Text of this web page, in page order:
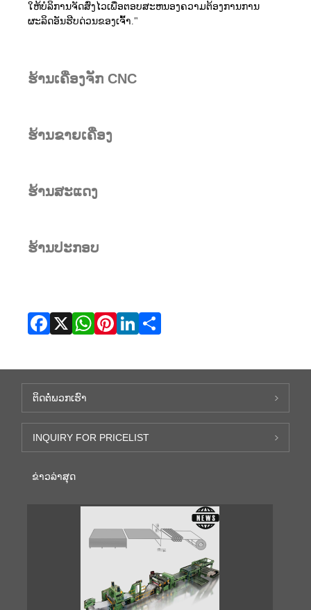
ໃຫ້ບໍລິການຈັດສົ່ງໄວເພື່ອຕອບສະຫນອງຄວາມຕ້ອງການການ
ຜະລິດອັນຮີບດ່ວນຂອງເຈົ້າ."
ຮ້ານເຄື່ອງຈັກ CNC
ຮ້ານຂາຍເຄື່ອງ
ຮ້ານສະແດງ
ຮ້ານປະກອບ
ຕິດ​ຕໍ່​ພວກ​ເຮົາ
INQUIRY FOR PRICELIST
ຂ່າວ​ລ່າ​ສຸດ